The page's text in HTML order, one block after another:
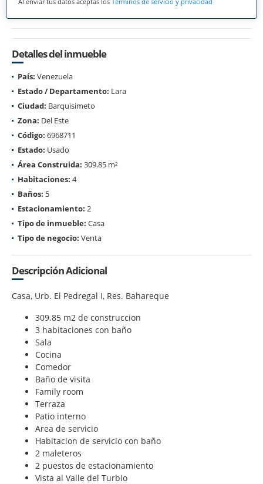
Detalles del inmueble
País: Venezuela
Estado / Departamento: Lara
Ciudad: Barquisimeto
Zona: Del Este
Código: 6968711
Estado: Usado
Área Construida: 309.85 m²
Habitaciones: 4
Baños: 5
Estacionamiento: 2
Tipo de inmueble: Casa
Tipo de negocio: Venta
Descripción Adicional
Casa, Urb. El Pedregal I, Res. Bahareque
309.85 m2 de construccion
3 habitaciones con baño
Sala
Cocina
Comedor
Baño de visita
Family room
Terraza
Patio interno
Area de servicio
Habitacion de servicio con baño
2 maleteros
2 puestos de estacionamiento
Vista al Valle del Turbio